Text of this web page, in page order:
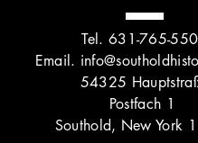
Tel. 631-765-
Email.
54325
Postfach 1
Southold, New York